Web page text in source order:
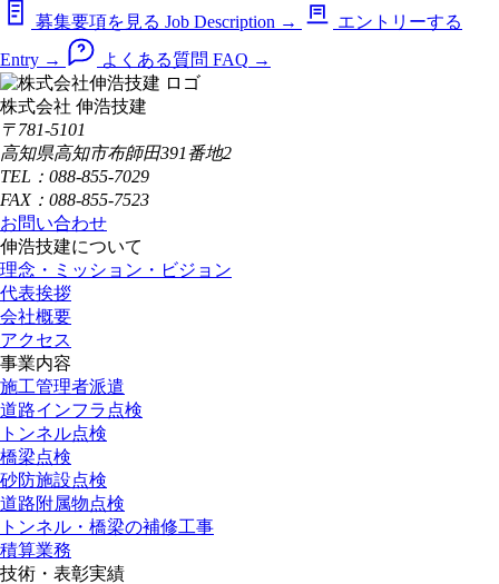
募集要項を見る Job Description →
エントリーする
Entry → よくある質問 FAQ →
株式会社 伸浩技建
〒781-5101
高知県高知市布師田391番地2
TEL：088-855-7029
FAX：088-855-7523
お問い合わせ
伸浩技建について
理念・ミッション・ビジョン
代表挨拶
会社概要
アクセス
事業内容
施工管理者派遣
道路インフラ点検
トンネル点検
橋梁点検
砂防施設点検
道路附属物点検
トンネル・橋梁の補修工事
積算業務
技術・表彰実績